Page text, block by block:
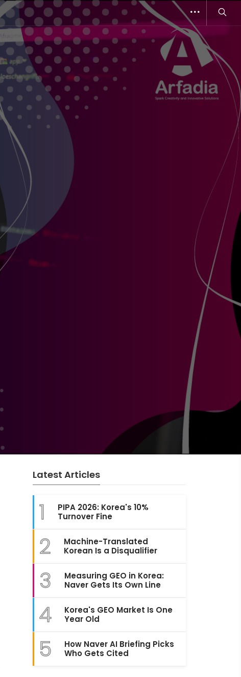
Latest Articles
1
PIPA 2026: Korea's 10%
Turnover Fine
2
Machine-Translated
Korean Is a Disqualifier
3
Measuring GEO in Korea:
Naver Gets Its Own Line
4
Korea's GEO Market Is One
Year Old
5
How Naver AI Briefing Picks
Who Gets Cited